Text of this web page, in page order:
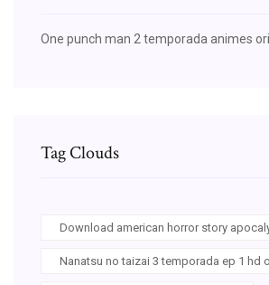
One punch man 2 temporada animes
Tag Clouds
Download american horror story
Nanatsu no taizai 3 temporada ep 1 hd